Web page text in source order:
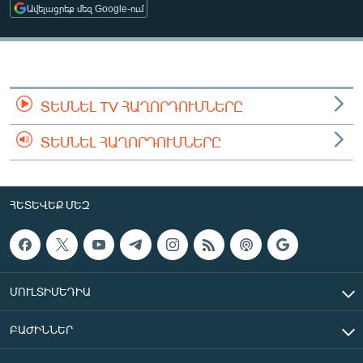
ՄԻՋԱԶԳԱՅԻՆ
ՄՇԱԿՈՒՅԹ
ՄԵԿՆԱԲԱՆՈՒԹՅՈՒՆ
ՏՏ ԵՒ ԻՆՏԵՐՆԵՏ
ԿՈՐՈՆԱՎԻՐՈՒՍ
ԱՐԽԻՎ
ԲԱՆԱՎԵՃ
ՁԳՏԵԼՈՎ ԼԱՎԱԳՈՒՅՆԻՆ
Հայերեն
Ավելացրեք մեզ Google-ում
ՏԵՍՆԵԼ TV ՀԱՂՈՐԴՈՒՄՆԵՐԸ
ՏԵՍՆԵԼ ՀԱՂՈՐԴՈՒՄՆԵՐԸ
ՀԵՏԵՎԵՔ ՄԵԶ
ՄՈՒԼՏԻՄԵԴԻԱ
ԲԱԺԻՆՆԵՐ